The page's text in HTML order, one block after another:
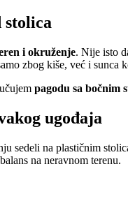
stolica
i okruženje. Nije isto
zbog kiše, već i sunca
pagodu sa bočnim
ugođaja
sedeli na plastičnim
na neravnom terenu.